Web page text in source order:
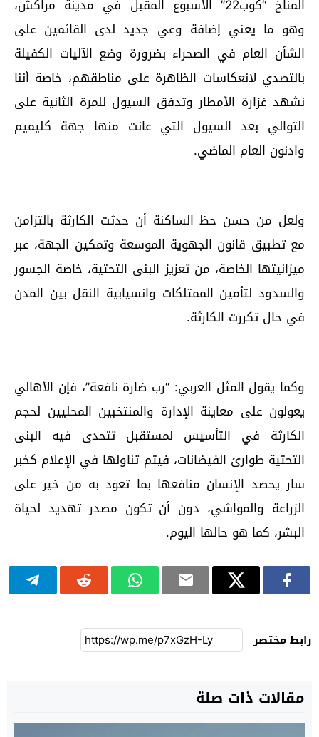
المناخ “كوب22” الأسبوع المقبل في مدينة مراكش،
وهو ما يعني إضافة وعي جديد لدى القائمين على
الشأن العام في الصحراء بضرورة وضع الآليات الكفيلة
بالتصدي لانعكاسات الظاهرة على مناطقهم، خاصة أننا
نشهد غزارة الأمطار وتدفق السيول للمرة الثانية على
التوالي بعد السيول التي عانت منها جهة كليميم
وادنون العام الماضي.
ولعل من حسن حظ الساكنة أن حدثت الكارثة بالتزامن
مع تطبيق قانون الجهوية الموسعة وتمكين الجهة، عبر
ميزانيتها الخاصة، من تعزيز البنى التحتية، خاصة الجسور
والسدود لتأمين الممتلكات وانسيابية النقل بين المدن
في حال تكررت الكارثة.
وكما يقول المثل العربي: “رب ضارة نافعة”، فإن الأهالي
يعولون على معاينة الإدارة والمنتخبين المحليين لحجم
الكارثة في التأسيس لمستقبل تتحدى فيه البنى
التحتية طوارئ الفيضانات، فيتم تناولها في الإعلام كخبر
سار يحصد الإنسان منافعها بما تعود به من خير على
الزراعة والمواشي، دون أن تكون مصدر تهديد لحياة
البشر، كما هو حالها اليوم.
رابط مختصر
مقالات ذات صلة